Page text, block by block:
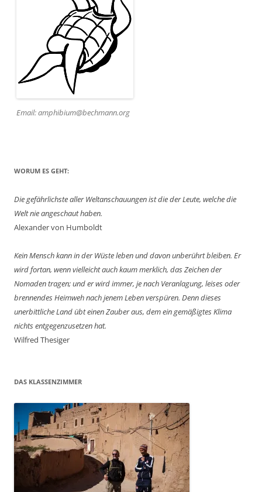
Email: amphibium@bechmann.org
WORUM ES GEHT:
Die gefährlichste aller Weltanschauungen ist die der Leute, welche die
Welt nie angeschaut haben.
Alexander von Humboldt
Kein Mensch kann in der Wüste leben und davon unberührt bleiben. Er
wird fortan, wenn vielleicht auch kaum merklich, das Zeichen der
Nomaden tragen; und er wird immer, je nach Veranlagung, leises oder
brennendes Heimweh nach jenem Leben verspüren. Denn dieses
unerbittliche Land übt einen Zauber aus, dem ein gemäßigtes Klima
nichts entgegenzusetzen hat.
Wilfred Thesiger
DAS KLASSENZIMMER